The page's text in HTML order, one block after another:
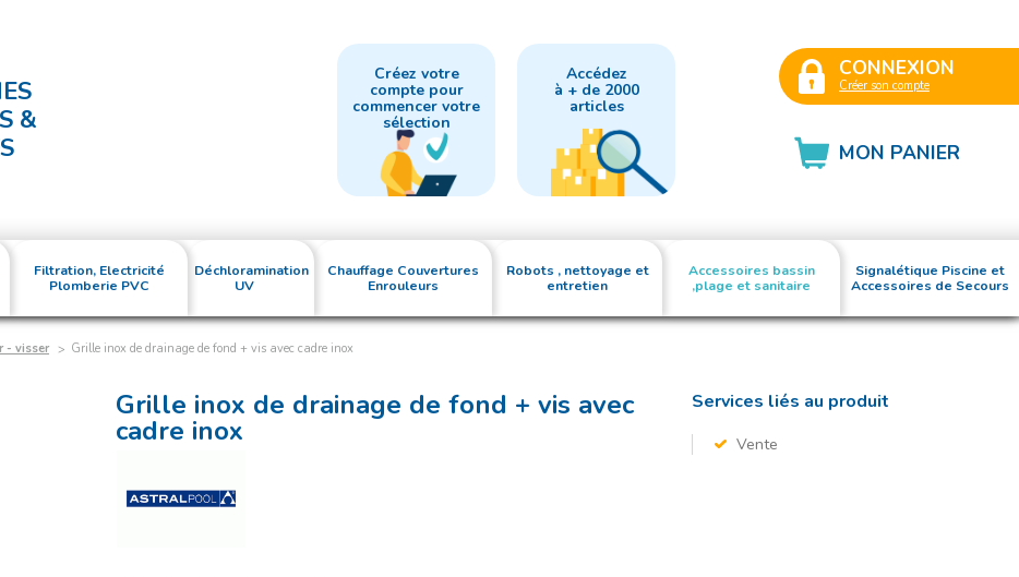
&
Créez votre
compte pour
commencer votre
sélection
Accédez
à + de 2000
articles
CONNEXION
Créer son compte
MON PANIER
Filtration, Electricité
Plomberie PVC
Déchloramination
UV
Chauffage Couvertures
Enrouleurs
Robots , nettoyage et
entretien
Accessoires bassin
,plage et sanitaire
Signalétique Piscine et
Accessoires de Secours
- visser Grille inox de drainage de fond + vis avec cadre inox
Grille inox de drainage de fond + vis avec
cadre inox
Services liés au produit
Vente